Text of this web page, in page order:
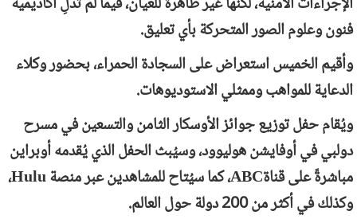
فنون وعلوم الصور المتحركة بأي تعليق.
وأقيم الخميس استعراض على السجادة الحمراء، بحضور وكلاء
الدعاية للمواهب وممثلي الاستوديوهات.
ويُقام حفل توزيع جوائز الأوسكار الثامن والتسعين في مسرح
دولبي في أوفايشن هوليوود، وسيُبث الحفل الذي يُقدمه أوبراين
مباشرةً على قناةABC، كما سيُتاح للمشاهدين عبر منصةHulu،
وكذلك في أكثر من 200 دولة حول العالم.